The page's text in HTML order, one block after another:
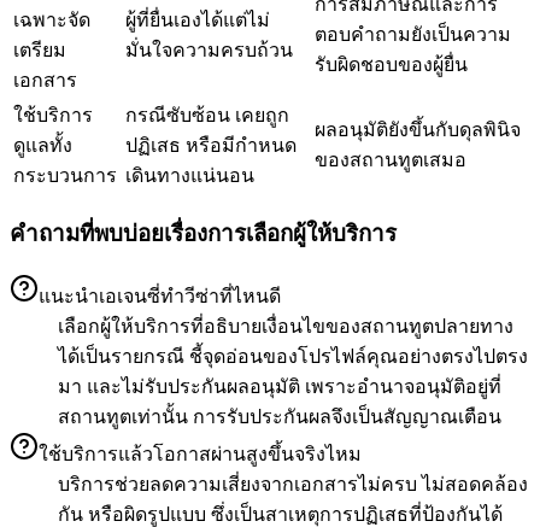
เฉพาะจัด
เตรียม
เอกสาร
ผู้ที่ยื่นเองได้แต่ไม่
มั่นใจความครบถ้วน
ตอบคำถามยังเป็นความ
รับผิดชอบของผู้ยื่น
ใช้บริการ
ดูแลทั้ง
กระบวนการ
กรณีซับซ้อน เคยถูก
ปฏิเสธ หรือมีกำหนด
เดินทางแน่นอน
ผลอนุมัติยังขึ้นกับดุลพินิจ
ของสถานทูตเสมอ
คำถามที่พบบ่อยเรื่องการเลือกผู้ให้บริการ
แนะนำเอเจนซี่ทำวีซ่าที่ไหนดี
เลือกผู้ให้บริการที่อธิบายเงื่อนไขของสถานทูตปลายทาง
ได้เป็นรายกรณี ชี้จุดอ่อนของโปรไฟล์คุณอย่างตรงไปตรง
มา และไม่รับประกันผลอนุมัติ เพราะอำนาจอนุมัติอยู่ที่
สถานทูตเท่านั้น การรับประกันผลจึงเป็นสัญญาณเตือน
ใช้บริการแล้วโอกาสผ่านสูงขึ้นจริงไหม
บริการช่วยลดความเสี่ยงจากเอกสารไม่ครบ ไม่สอดคล้อง
กัน หรือผิดรูปแบบ ซึ่งเป็นสาเหตุการปฏิเสธที่ป้องกันได้